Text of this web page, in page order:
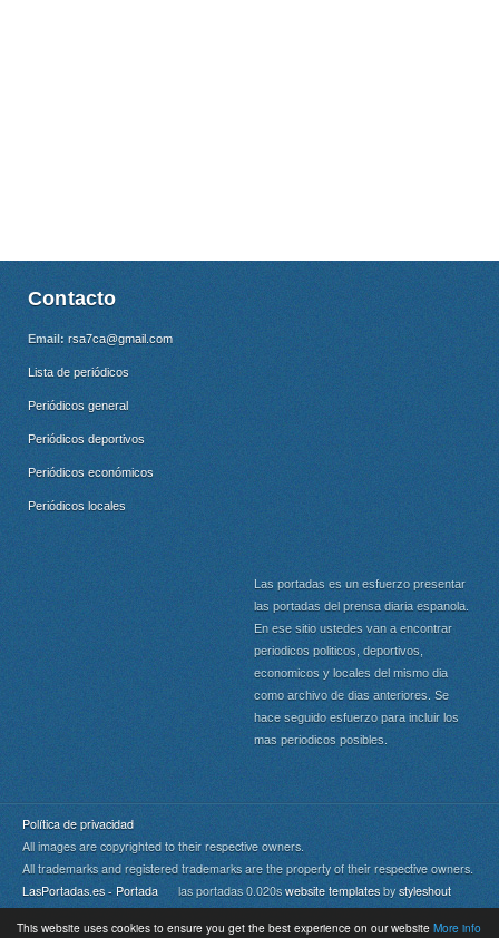
This website uses cookies to ensure you get the best experience on our website More info
Contacto
Email: rsa7ca@gmail.com
Lista de periódicos
Periódicos general
Periódicos deportivos
Periódicos económicos
Periódicos locales
Las portadas es un esfuerzo presentar
las portadas del prensa diaria espanola.
En ese sitio ustedes van a encontrar
periodicos politicos, deportivos,
economicos y locales del mismo dia
como archivo de dias anteriores. Se
hace seguido esfuerzo para incluir los
mas periodicos posibles.
Política de privacidad
All images are copyrighted to their respective owners.
All trademarks and registered trademarks are the property of their respective owners.
LasPortadas.es - Portada las portadas 0.020swebsite templates by styleshout